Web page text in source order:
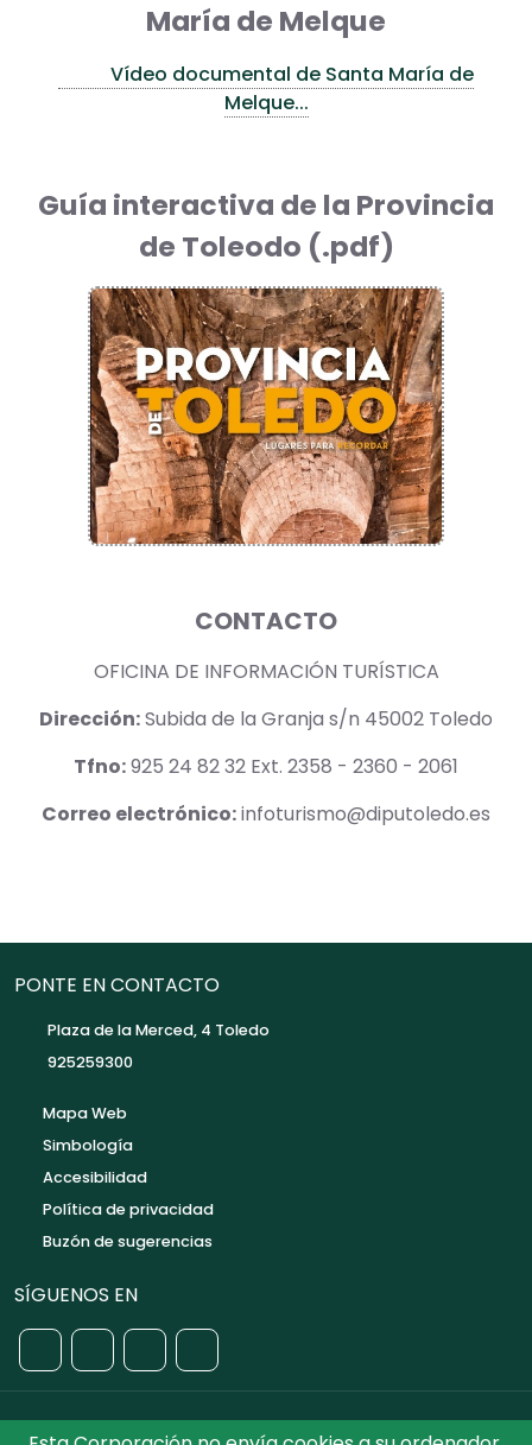
María de Melque
Vídeo documental de Santa María de
Melque...
Guía interactiva de la Provincia
de Toleodo (.pdf)
CONTACTO
OFICINA DE INFORMACIÓN TURÍSTICA
Dirección:Subida de la Granja s/n 45002 Toledo
Tfno:925 24 82 32 Ext. 2358 - 2360 - 2061
Correo electrónico:infoturismo@diputoledo.es
PONTE EN CONTACTO
Plaza de la Merced, 4 Toledo
925259300
Mapa Web
Simbología
Accesibilidad
Política de privacidad
Buzón de sugerencias
SÍGUENOS EN